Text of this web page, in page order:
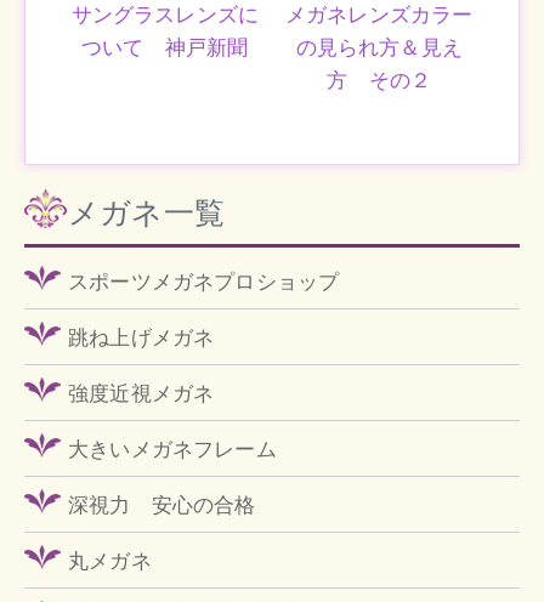
サングラスレンズに
ついて 神戸新聞
メガネレンズカラー
の見られ方＆見え
方 その２
メガネ一覧
スポーツメガネプロショップ
跳ね上げメガネ
強度近視メガネ
大きいメガネフレーム
深視力 安心の合格
丸メガネ